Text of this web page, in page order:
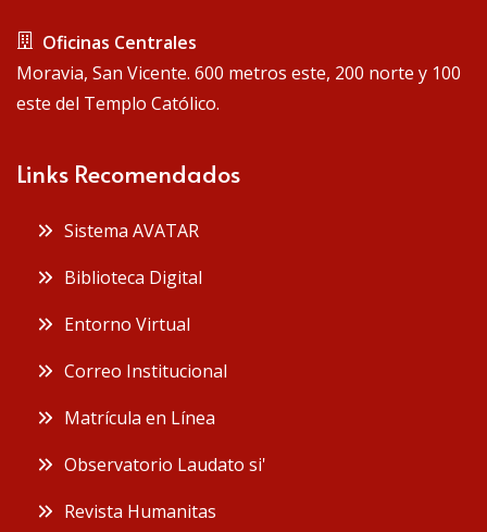
Oficinas Centrales
Moravia, San Vicente. 600 metros este, 200 norte y 100
este del Templo Católico.
Links Recomendados
Sistema AVATAR
Biblioteca Digital
Entorno Virtual
Correo Institucional
Matrícula en Línea
Observatorio Laudato si'
Revista Humanitas